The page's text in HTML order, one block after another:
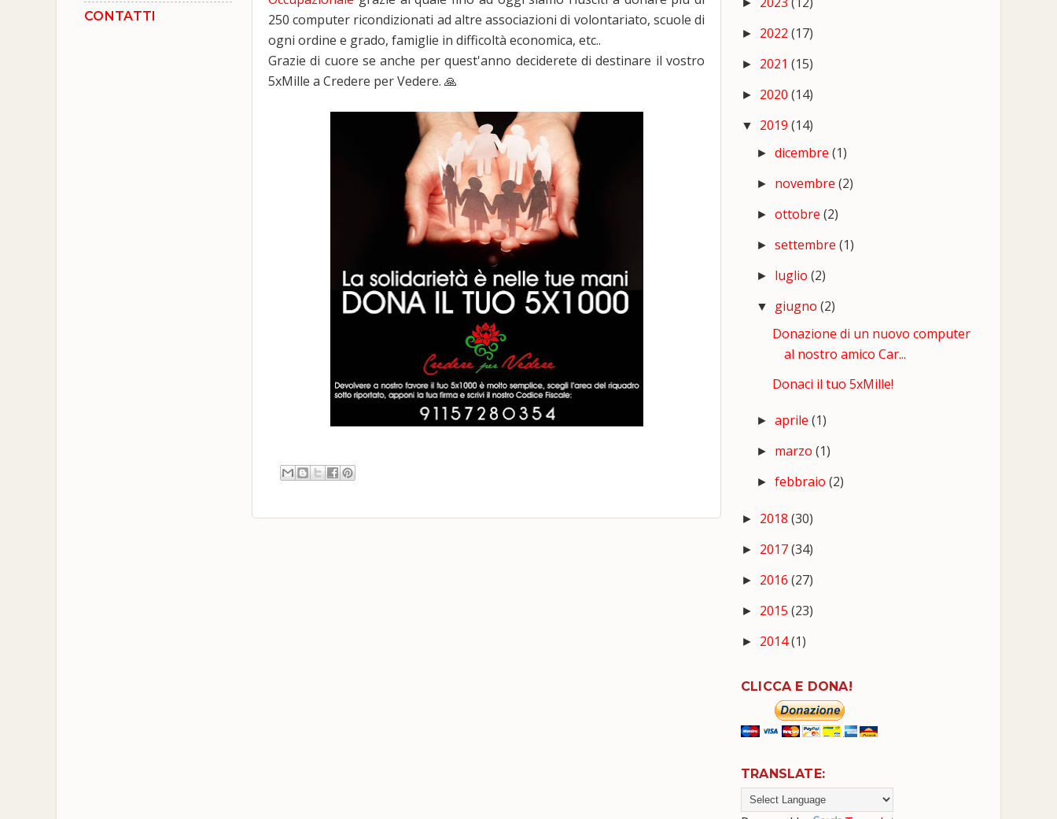
250 computer ricondizionati ad altre associazioni di volontariato, scuole di
ogni ordine e grado, famiglie in difficoltà economica, etc..
Grazie di cuore se anche per quest'anno deciderete di destinare il vostro
5xMille a Credere per Vedere. 🙏
CONTATTI
►
► 2022 (17)
► 2021 (15)
► 2020 (14)
▼ 2019 (14)
►dicembre(1)
► novembre(2)
►ottobre(2)
►settembre(1)
► luglio(2)
▼ giugno(2)
Donazione di un nuovo computer
al nostro amico Car...
Donaci il tuo 5xMille!
►aprile(1)
► marzo(1)
►febbraio(2)
► 2018 (30)
► 2017(34)
► 2016 (27)
► 2015 (23)
► 2014(1)
CLICCA E DONA!
TRANSLATE: